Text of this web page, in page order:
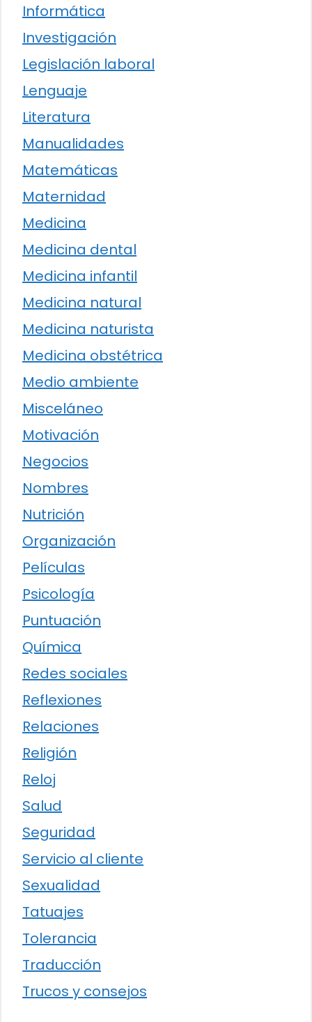
Informática
Investigación
Legislación laboral
Lenguaje
Literatura
Manualidades
Matemáticas
Maternidad
Medicina
Medicina dental
Medicina infantil
Medicina natural
Medicina naturista
Medicina obstétrica
Medio ambiente
Misceláneo
Motivación
Negocios
Nombres
Nutrición
Organización
Películas
Psicología
Puntuación
Química
Redes sociales
Reflexiones
Relaciones
Religión
Reloj
Salud
Seguridad
Servicio al cliente
Sexualidad
Tatuajes
Tolerancia
Traducción
Trucos y consejos